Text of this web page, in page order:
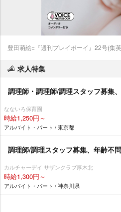
豊田萌絵=『週刊プレイボーイ』22号(集
求人特集
調理師・調理師/調理スタッフ募集
なないろ保育園
時給1,250円～
アルバイト・パート / 東京都
調理師/調理スタッフ募集、年齢不問
カルチャーデイ サザンクラブ厚木北
時給1,300円～
アルバイト・パート / 神奈川県